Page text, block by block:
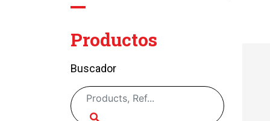
Productos
Buscador